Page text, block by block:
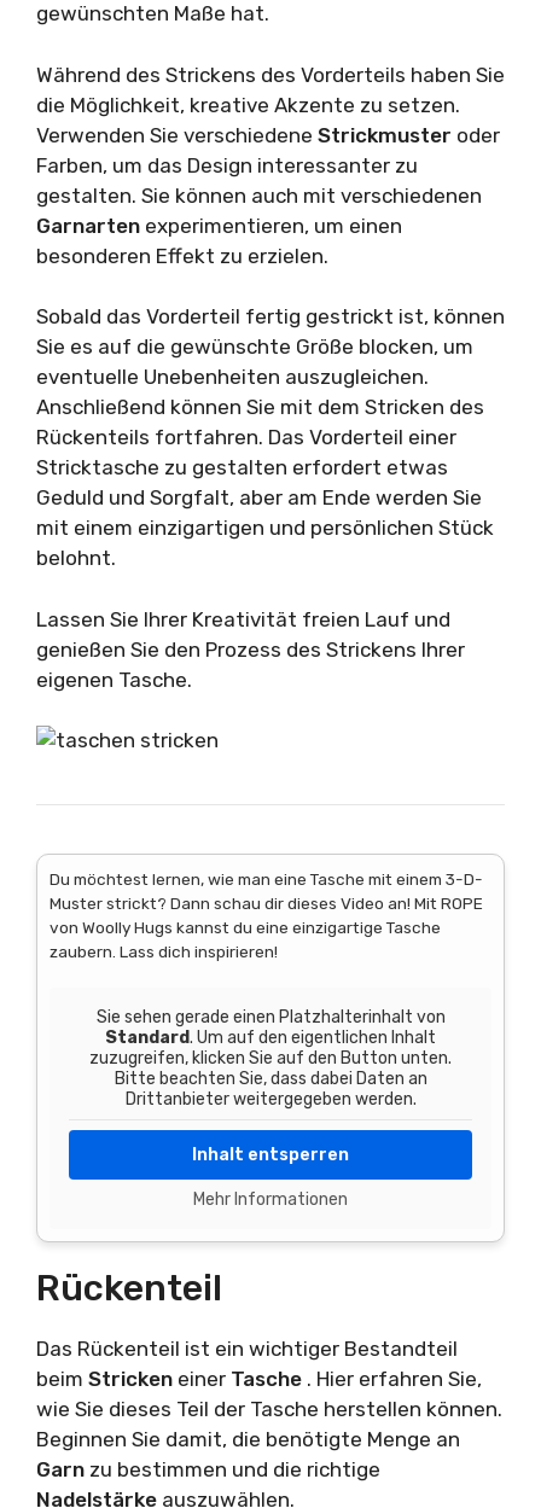
gewünschten Maße hat.
Während des Strickens des Vorderteils haben Sie
die Möglichkeit, kreative Akzente zu setzen.
Verwenden Sie verschiedene Strickmuster oder
Farben, um das Design interessanter zu
gestalten. Sie können auch mit verschiedenen
Garnarten experimentieren, um einen
besonderen Effekt zu erzielen.
Sobald das Vorderteil fertig gestrickt ist, können
Sie es auf die gewünschte Größe blocken, um
eventuelle Unebenheiten auszugleichen.
Anschließend können Sie mit dem Stricken des
Rückenteils fortfahren. Das Vorderteil einer
Stricktasche zu gestalten erfordert etwas
Geduld und Sorgfalt, aber am Ende werden Sie
mit einem einzigartigen und persönlichen Stück
belohnt.
Lassen Sie Ihrer Kreativität freien Lauf und
genießen Sie den Prozess des Strickens Ihrer
eigenen Tasche.
Du möchtest lernen, wie man eine Tasche mit einem 3-D-
Muster strickt? Dann schau dir dieses Video an! Mit ROPE
von Woolly Hugs kannst du eine einzigartige Tasche
zaubern. Lass dich inspirieren!
Sie sehen gerade einen Platzhalterinhalt von
Standard. Um auf den eigentlichen Inhalt
zuzugreifen, klicken Sie auf den Button unten.
Bitte beachten Sie, dass dabei Daten an
Drittanbieter weitergegeben werden.
Inhalt entsperren
Mehr Informationen
Rückenteil
Das Rückenteil ist ein wichtiger Bestandteil
beim Stricken einer Tasche . Hier erfahren Sie,
wie Sie dieses Teil der Tasche herstellen können.
Beginnen Sie damit, die benötigte Menge an
Garn zu bestimmen und die richtige
Nadelstärke auszuwählen.